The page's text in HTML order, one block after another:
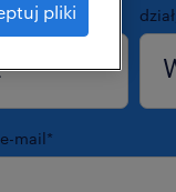
mail*
pliki